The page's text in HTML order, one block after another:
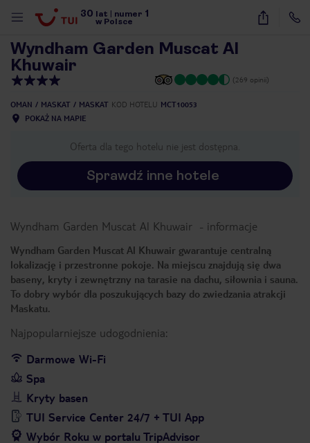
30 lat numer 1
w Polsce
24
Wyndham Garden Muscat Al
Khuwair
(269 opinii)
OMAN MASKAT MASKAT KOD HOTELU MCT10053
POKAŻ NA MAPIE
Oferta dla tego hotelu nie jest dostępna.
Sprawdź inne hotele
Wyndham Garden Muscat Al Khuwair - informacje
Wyndham Garden Muscat Al Khuwair gwarantuje centralną
lokalizację i przestronne pokoje. Na miejscu znajdują się dwa
baseny, kryty i zewnętrzny na tarasie na dachu, siłownia i sauna.
To dobry wybór dla poszukujących bazy do zwiedzania atrakcji
Maskatu.
Najpopularniejsze udogodnienia:
Darmowe Wi-Fi
Spa
Kryty basen
TUI Service Center 24/7 + TUI App
Wybór Roku w portalu TripAdvisor